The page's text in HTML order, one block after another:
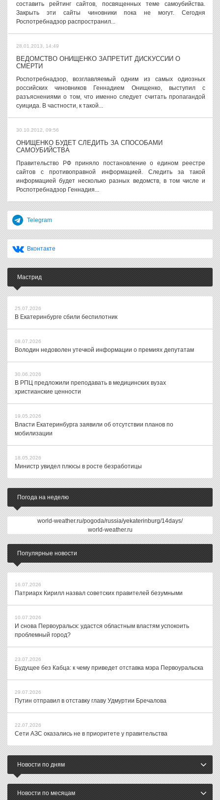
составить рейтинг сайтов, посвященных теме самоубийства.
Закрыть эти сайты чиновники пока не могут. Сегодня
Роспотребнадзор распространил...
28.01.2013, 14:49
ВЕДОМСТВО ОНИЩЕНКО ЗАПРЕТИТ ДИСКУССИИ О
СМЕРТИ
Роспотребнадзор, возглавляемый одним из самых одиозных
российских чиновников Геннадием Онищенко, выступил с
разъяснениями о том, что именно следует считать пропагандой
суицида. В частности, к такой...
30.10.2012, 09:56
ОНИЩЕНКО БУДЕТ СЛЕДИТЬ ЗА СПОСОБАМИ
САМОУБИЙСТВА
Правительство РФ приняло постановление о едином реестре
сайтов с противоправной информацией. Следить за такой
информацией будет несколько разных ведомств, в том числе и
Роспотребнадзор Геннадия...
Telegram
Вконтакте
Мастрид
25.07.2026
В Екатеринбурге сбили беспилотник
08.07.2026
Володин недоволен утечкой информации о премиях депутатам
30.06.2026
В РПЦ предложили преподавать в медицинских вузах
христианские ценности
19.05.2026
Власти Екатеринбурга заявили об отсутствии планов по
мобилизации
18.05.2026
Министр увидел плюсы в росте безработицы
Погода на неделю
world-weather.ru/pogoda/russia/yekaterinburg/14days/
world-weather.ru
Популярные новости
16.07.2026
Патриарх Кирилл назвал советских правителей безумными
10.07.2026
И снова Первоуральск: удастся областным властям успокоить
проблемный город?
23.07.2026
Будущее без Кабца: к чему приведет отставка мэра Первоуральска
29.07.2026
Путин отправил в отставку главу Удмуртии Бречалова
22.07.2026
Сети АЗС оказались не в приоритете у правительства
Новости по дням
Новости по месяцам